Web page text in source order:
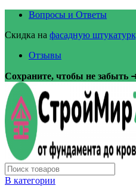
Вопросы и Ответы
Скидка на фасадную
Отзывы
Сохраните, чтобы не забыть
В категории